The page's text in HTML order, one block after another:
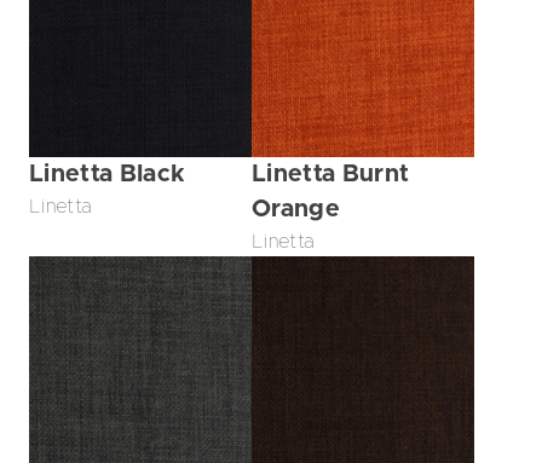
Linetta Black
Linetta
Linetta Burnt
Orange
Linetta